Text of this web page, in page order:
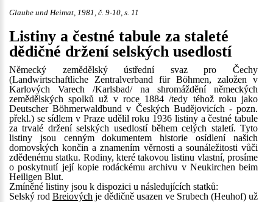
Glaube und Heimat, 1981, č. 9-10, s. 11
Listiny a čestné tabule za staleté
dědičné držení selských usedlostí
Německý zemědělský ústřední svaz pro Čechy
(Landwirtschaftliche Zentralverband für Böhmen, založen v
Karlových Varech /Karlsbad/ na shromáždění německých
zemědělských spolků už v roce 1884 /tedy téhož roku jako
Deutscher Böhmerwaldbund v Českých Budějovicích - pozn.
překl.) se sídlem v Praze udělil roku 1936 listiny a čestné tabule
za trvalé držení selských usedlostí během celých staletí. Tyto
listiny jsou cenným dokumentem historie osídlení našich
domovských končin a znamením věrnosti a sounáležitosti vůči
zdědenému statku. Rodiny, které takovou listinu vlastní, prosíme
o poskytnutí její kopie rodáckému archivu v Neukirchen beim
Heiligen Blut.
Zmíněné listiny jsou k dispozici u následujících statků:
Selský rod Breiových je dědičně usazen ve Srubech (Heuhof) už